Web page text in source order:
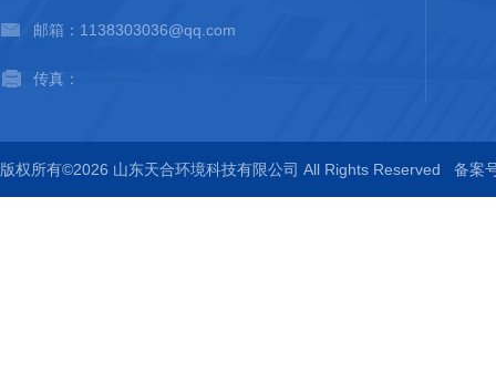
邮箱：1138303036@qq.com
传真：
版权所有©2026 山东天合环境科技有限公司 All Rights Reserved 备案